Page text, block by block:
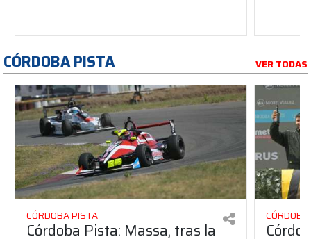
CÓRDOBA PISTA VER TODAS
CÓRDOBA PISTA
Córdoba Pista: Massa, tras la